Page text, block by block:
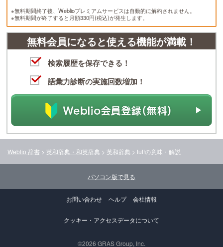
※無料期間終了後、Weblioプレミアムサービスは自動的に解約されません。
※無料期間が終了すると月額330円(税込)が発生します。
無料会員になると使える機能が満載！
検索履歴を保存できる！
語彙力診断の実施回数増加！
Weblio 辞書 > 英和辞典・和英辞典 > 英和辞典 > tut!の意味・解説
パソコン版で見る
お問い合わせ ヘルプ 会社情報
クッキー・アクセスデータについて
©2026 GRAS Group, Inc.